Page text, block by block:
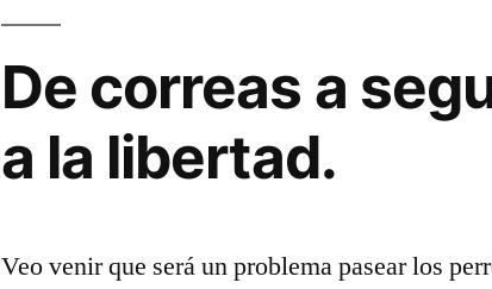
De correas a
a la libertad.
Veo venir que será un problema pasear los